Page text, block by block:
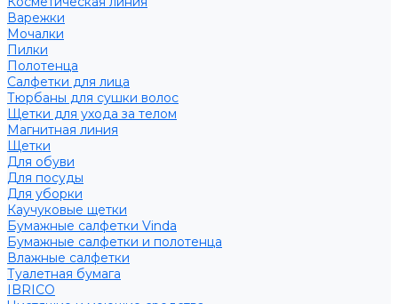
Варежки
Мочалки
Пилки
Полотенца
Салфетки для лица
Тюрбаны для сушки волос
Щетки для ухода за телом
Магнитная линия
Щетки
Для обуви
Для посуды
Для уборки
Каучуковые щетки
Бумажные салфетки Vinda
Бумажные салфетки и полотенца
Влажные салфетки
Туалетная бумага
IBRICO